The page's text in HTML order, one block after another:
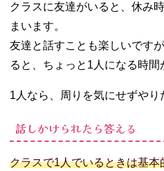
クラスに友達がいると、休み
まいます。
友達と話すことも楽しいです
ると、ちょっと1人になる時間
1人なら、周りを気にせずやり
話しかけられたら答える
クラスで1人でいるときは基